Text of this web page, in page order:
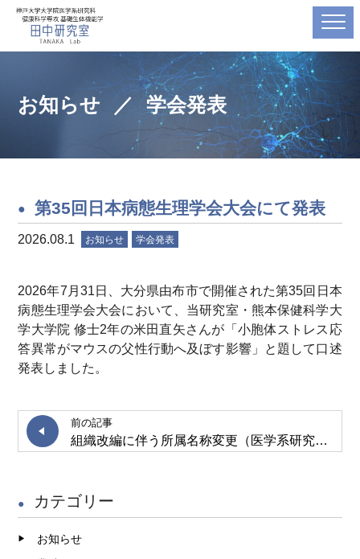
お知らせ 学会発表
第35回日本病態生理学会大会にて発表
2026.08.1 お知らせ 学会発表
2026年7月31日、大分県由布市で開催された第35回日本
病態生理学会大会において、当研究室・熊本保健科学大
学大学院 修士2年の米田直矢さんが「小胞体ストレス応
答異常がマウスの父性行動へ及ぼす影響」と題して口述
発表しました。
前の記事
組織改編に伴う所属名称変更（医学系研究科への変更）のお知らせ
カテゴリー
お知らせ